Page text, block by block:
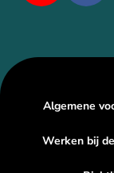
Algemene
Werken bij